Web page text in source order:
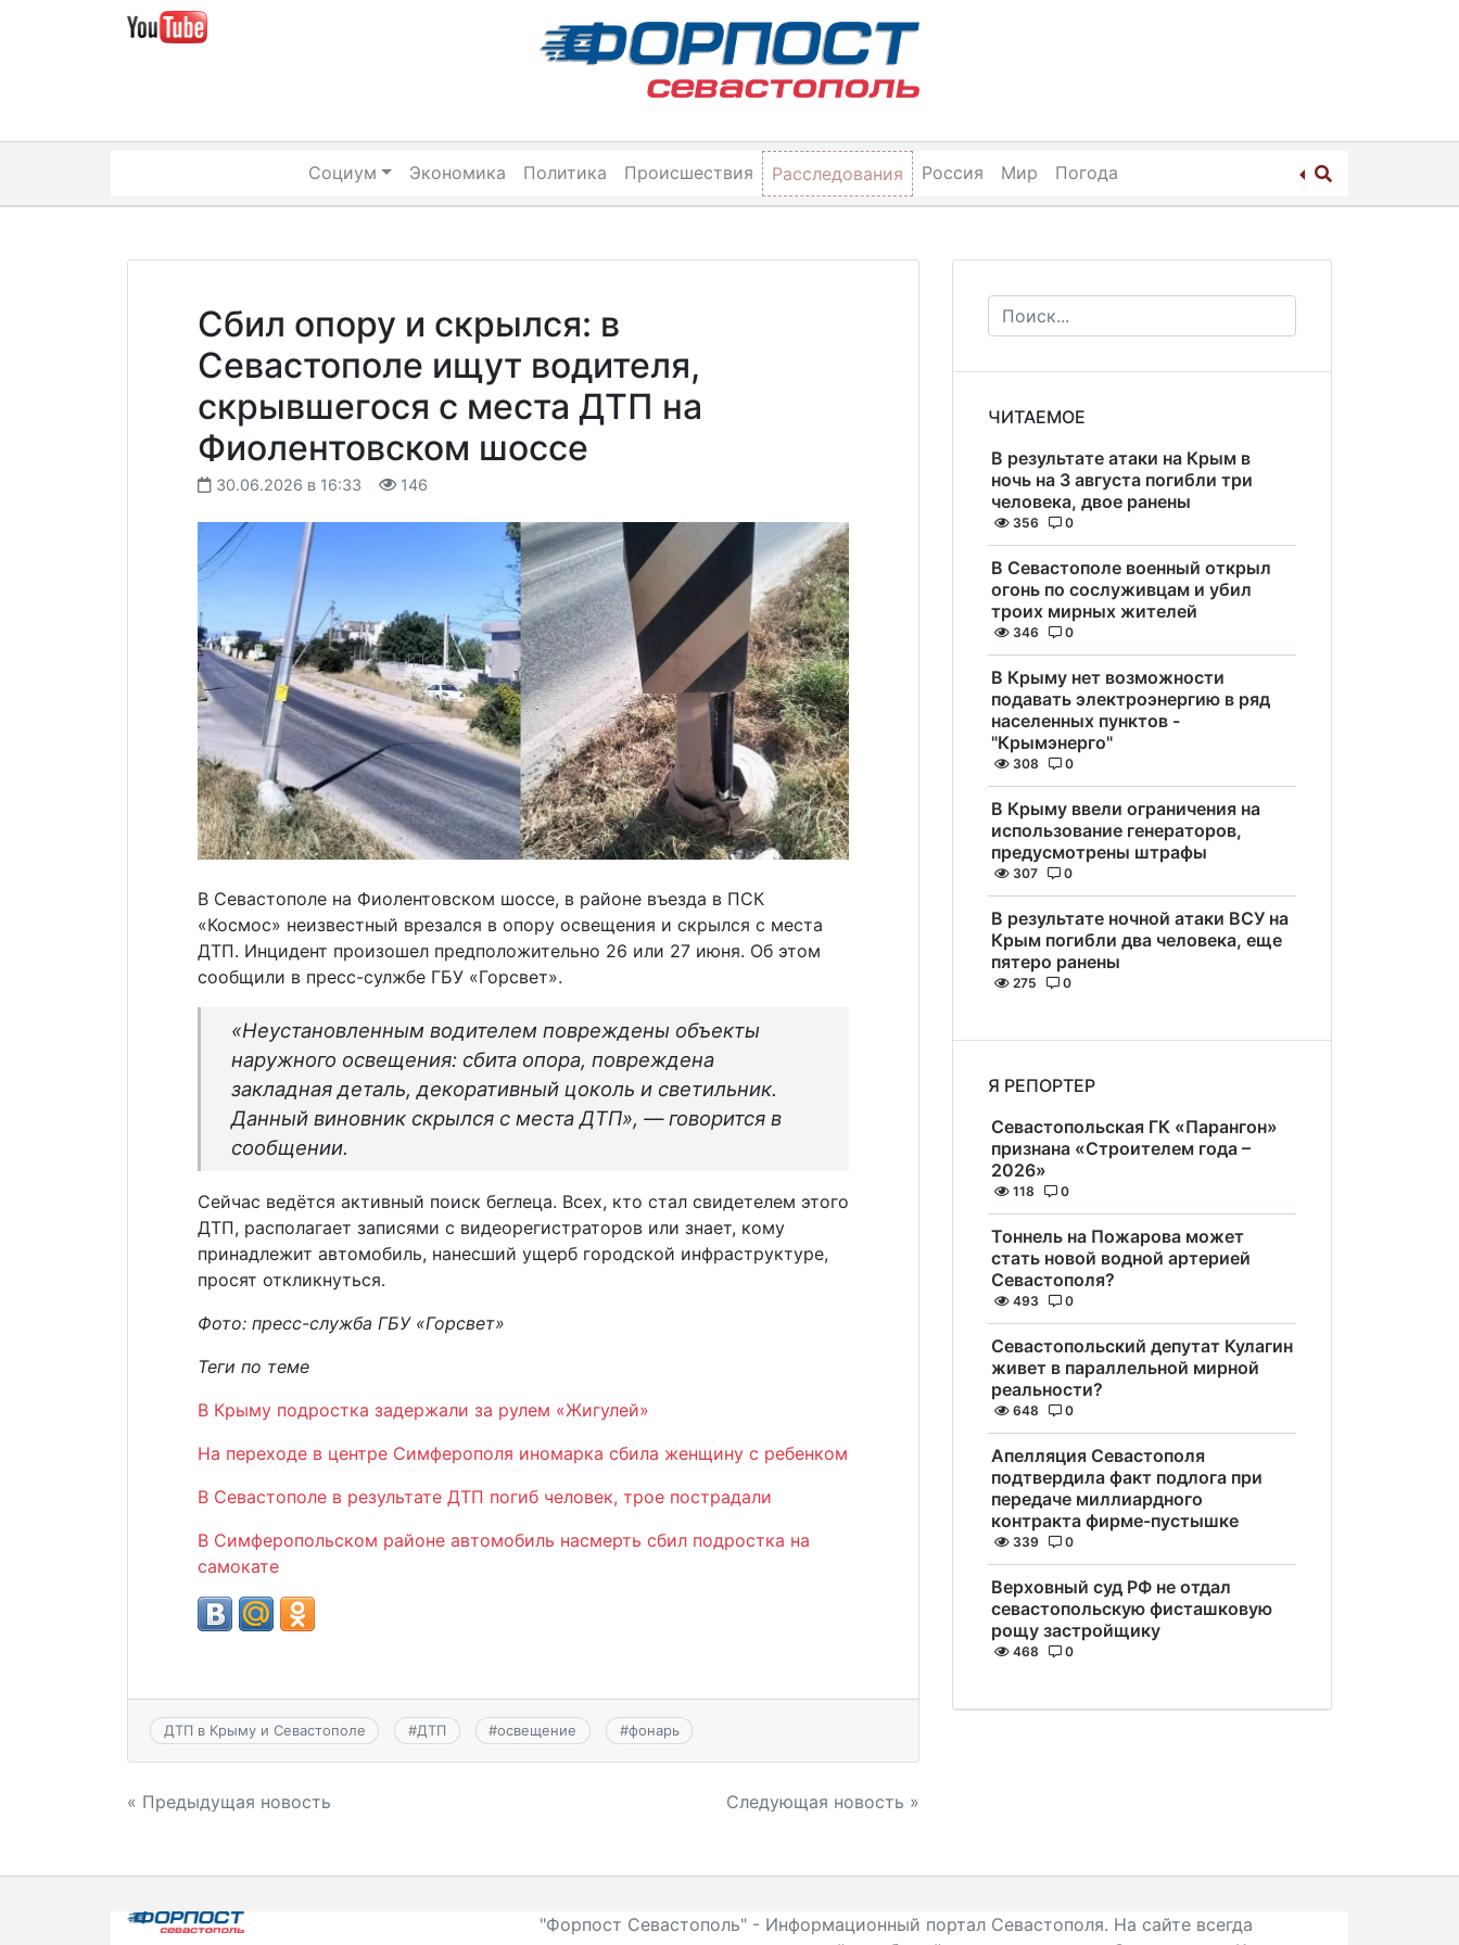
Социум Экономика Политика Происшествия Расследования Россия Мир Погода
Сбил опору и скрылся: в
Севастополе ищут водителя,
скрывшегося с места ДТП на
Фиолентовском шоссе
30.06.2026 в 16:33 146
В Севастополе на Фиолентовском шоссе, в районе въезда в ПСК
«Космос» неизвестный врезался в опору освещения и скрылся с места
ДТП. Инцидент произошел предположительно 26 или 27 июня. Об этом
сообщили в пресс-сулжбе ГБУ «Горсвет».
«Неустановленным водителем повреждены объекты
наружного освещения: сбита опора, повреждена
закладная деталь, декоративный цоколь и светильник.
Данный виновник скрылся с места ДТП», — говорится в
сообщении.
Сейчас ведётся активный поиск беглеца. Всех, кто стал свидетелем этого
ДТП, располагает записями с видеорегистраторов или знает, кому
принадлежит автомобиль, нанесший ущерб городской инфраструктуре,
просят откликнуться.
Фото: пресс-служба ГБУ «Горсвет»
Теги по теме
В Крыму подростка задержали за рулем «Жигулей»
На переходе в центре Симферополя иномарка сбила женщину с ребенком
В Севастополе в результате ДТП погиб человек, трое пострадали
В Симферопольском районе автомобиль насмерть сбил подростка на
самокате
ДТП в Крыму и Севастополе #ДТП #освещение #фонарь
Навигация
записям
« Предыдущая новость Следующая новость »
ЧИТАЕМОЕ
В результате атаки на Крым в
ночь на 3 августа погибли три
человека, двое ранены
356 0
В Севастополе военный открыл
огонь по сослуживцам и убил
троих мирных жителей
346 0
В Крыму нет возможности
подавать электроэнергию в ряд
населенных пунктов -
"Крымэнерго"
308 0
В Крыму ввели ограничения на
использование генераторов,
предусмотрены штрафы
307 0
В результате ночной атаки ВСУ на
Крым погибли два человека, еще
пятеро ранены
275 0
Я РЕПОРТЕР
Севастопольская ГК «Парангон»
признана «Строителем года –
2026»
118 0
Тоннель на Пожарова может
стать новой водной артерией
Севастополя?
493 0
Севастопольский депутат Кулагин
живет в параллельной мирной
реальности?
648 0
Апелляция Севастополя
подтвердила факт подлога при
передаче миллиардного
контракта фирме-пустышке
339 0
Верховный суд РФ не отдал
севастопольскую фисташковую
рощу застройщику
468 0
"Форпост Севастополь" - Информационный портал Севастополя. На сайте всегда